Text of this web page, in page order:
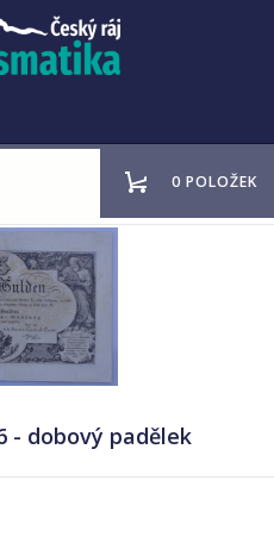
0 POLOŽEK
- dobový padělek